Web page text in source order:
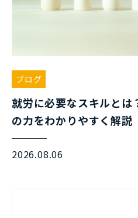
ブログ
就労に必要なスキルとは
の力をわかりやすく解説
2026.08.06